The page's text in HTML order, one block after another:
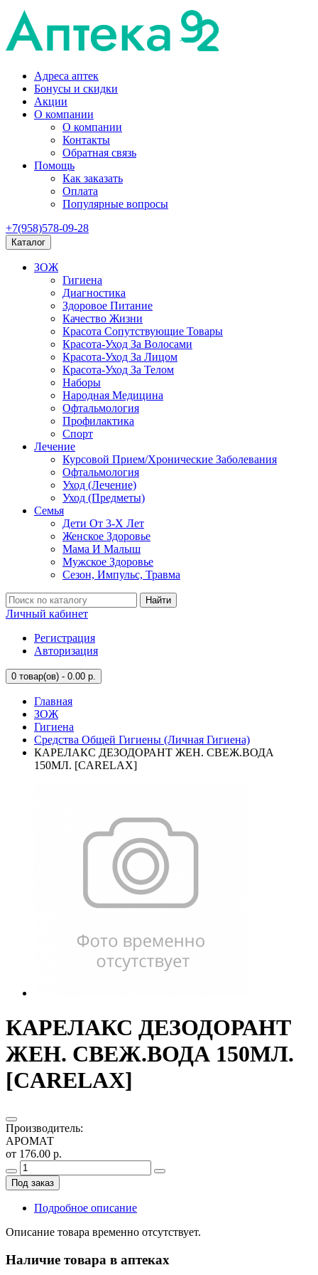
Адреса аптек
Бонусы и скидки
Акции
О компании
О компании
Контакты
Обратная связь
Помощь
Как заказать
Оплата
Популярные вопросы
+7(958)578-09-28
Каталог
ЗОЖ
Гигиена
Диагностика
Здоровое Питание
Качество Жизни
Красота Сопутствующие Товары
Красота-Уход За Волосами
Красота-Уход За Лицом
Красота-Уход За Телом
Наборы
Народная Медицина
Офтальмология
Профилактика
Спорт
Лечение
Курсовой Прием/Хронические Заболевания
Офтальмология
Уход (Лечение)
Уход (Предметы)
Семья
Дети От 3-Х Лет
Женское Здоровье
Мама И Малыш
Мужское Здоровье
Сезон, Импульс, Травма
Найти
Личный кабинет
Регистрация
Авторизация
0 товар(ов) - 0.00 р.
Главная
ЗОЖ
Гигиена
Средства Общей Гигиены (Личная Гигиена)
КАРЕЛАКС ДЕЗОДОРАНТ ЖЕН. СВЕЖ.ВОДА
150МЛ. [CARELAX]
КАРЕЛАКС ДЕЗОДОРАНТ
ЖЕН. СВЕЖ.ВОДА 150МЛ.
[CARELAX]
Производитель:
АРОМАТ
от 176.00 р.
Под заказ
Подробное описание
Описание товара временно отсутствует.
Наличие товара в аптеках